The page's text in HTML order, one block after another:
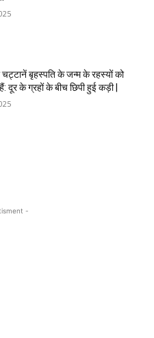
चट्टानें बृहस्पति के जन्म के रहस्यों को
दूर के ग्रहों के बीच छिपी हुई कड़ी |
-